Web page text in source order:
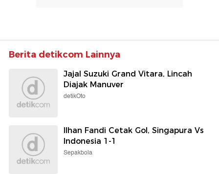
Berita detikcom Lainnya
Jajal Suzuki Grand Vitara, Lincah
Diajak Manuver
detikOto
Ilhan Fandi Cetak Gol, Singapura Vs
Indonesia 1-1
Sepakbola